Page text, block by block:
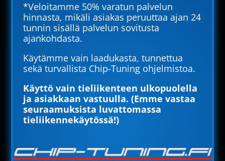
*Veloitamme 50% varatun palvelun
hinnasta, mikäli asiakas peruuttaa ajan 24
tunnin sisällä palvelun sovitusta
ajankohdasta.
Käytämme vain laadukasta, tunnettua
sekä turvallista Chip-Tuning ohjelmistoa.
Käyttö vain tieliikenteen ulkopuolella
ja asiakkaan vastuulla. (Emme vastaa
seuraamuksista luvattomassa
tieliikennekäytössä!)